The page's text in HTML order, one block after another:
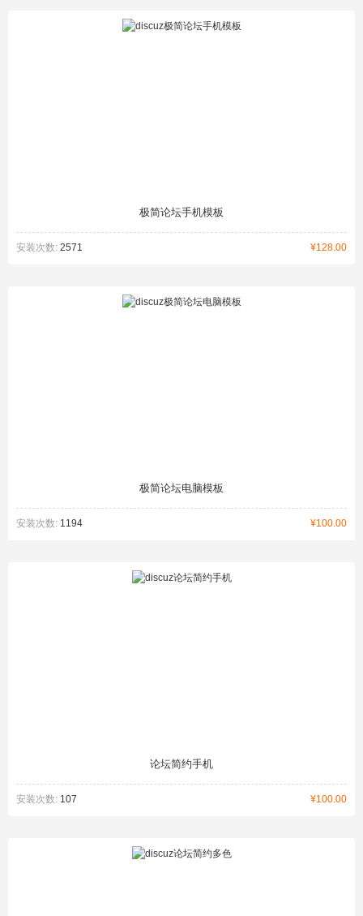
极简论坛手机模板
¥128.00
安装次数: 2571
极简论坛电脑模板
¥100.00
安装次数: 1194
论坛简约手机
¥100.00
安装次数: 107